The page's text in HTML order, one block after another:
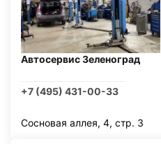
Автосервис Зеленоград
+7 (495) 431-00-33
Сосновая аллея, 4, стр. 3